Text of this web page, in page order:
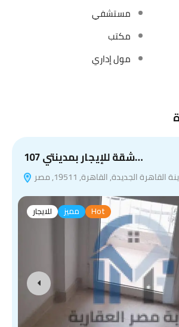
مستشفي
مكتب
مول إداري
شقة للإيجار بمدينتي 107…
الجديدة, القاهرة, 19511, مصر
للايجار مميز Hot